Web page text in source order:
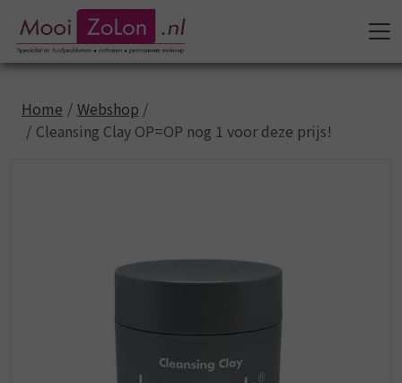
Home
Webshop
Cleansing Clay OP=OP nog 1 voor deze prijs!